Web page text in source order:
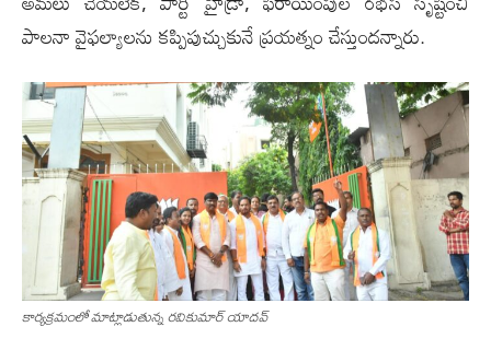
పాలనా వైఫల్యాల‌ను కప్పిపుచ్చుకునే ప్రయత్నం చేస్తుంద‌న్నారు.
కార్య‌క్ర‌మంలో మాట్లాడుతున్న ర‌వికుమార్ యాద‌వ్